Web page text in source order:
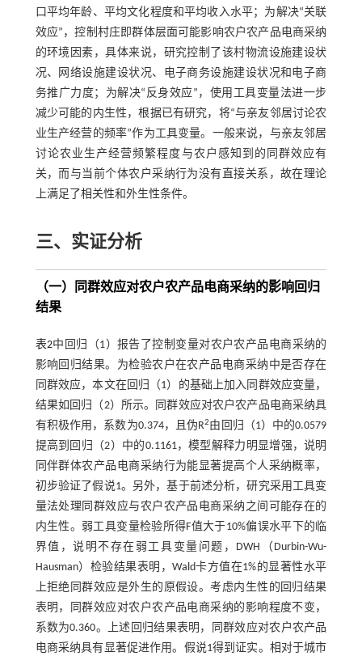
口平均年龄、平均文化程度和平均收入水平；为解决“关联
效应”，控制村庄即群体层面可能影响农户农产品电商采纳
的环境因素，具体来说，研究控制了该村物流设施建设状
况、网络设施建设状况、电子商务设施建设状况和电子商
务推广力度；为解决“反身效应”，使用工具变量法进一步
减少可能的内生性，根据已有研究，将“与亲友邻居讨论农
业生产经营的频率”作为工具变量。一般来说，与亲友邻居
讨论农业生产经营频繁程度与农户感知到的同群效应有
关，而与当前个体农户采纳行为没有直接关系，故在理论
上满足了相关性和外生性条件。
三、实证分析
（一）同群效应对农户农产品电商采纳的影响回归
结果
表2中回归（1）报告了控制变量对农户农产品电商采纳的
影响回归结果。为检验农户在农产品电商采纳中是否存在
同群效应，本文在回归（1）的基础上加入同群效应变量，
结果如回归（2）所示。同群效应对农户农产品电商采纳具
有积极作用，系数为0.374，且伪R2 由回归（1）中的0.0579
提高到回归（2）中的0.1161，模型解释力明显增强，说明
同伴群体农产品电商采纳行为能显著提高个人采纳概率，
初步验证了假说1。另外，基于前述分析，研究采用工具变
量法处理同群效应与农户农产品电商采纳之间可能存在的
内生性。弱工具变量检验所得F值大于10%偏误水平下的临
界值，说明不存在弱工具变量问题，DWH（Durbin-Wu-
Hausman）检验结果表明，Wald卡方值在1%的显著性水平
上拒绝同群效应是外生的原假设。考虑内生性的回归结果
表明，同群效应对农户农产品电商采纳的影响程度不变，
系数为0.360。上述回归结果表明，同群效应对农户农产品
电商采纳具有显著促进作用。假说1得到证实。相对于城市